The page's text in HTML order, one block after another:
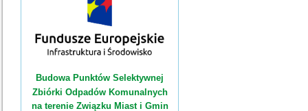
Budowa Punktów Selektywnej
Zbiórki Odpadów Komunalnych
na terenie Związku Miast i Gmin